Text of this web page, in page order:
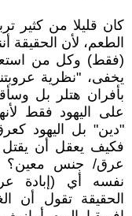
كان قليلا من كثير
الطعم، لأن الحقيقة
(فقط) وكل من
يخفى، "نظرية
بأفران هتلر بل
على اليهود فقط
"دين" بل اليهود
فكيف يعقل أن
عرق/ جنس معين؟
نفسه أي (إبادة
الحقيقة تقول أن